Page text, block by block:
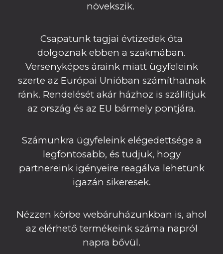
növekszik.
Csapatunk tagjai évtizedek óta
dolgoznak ebben a szakmában.
Versenyképes áraink miatt ügyfeleink
szerte az Európai Unióban számíthatnak
ránk. Rendelését akár házhoz is szállítjuk
az ország és az EU bármely pontjára.
Számunkra ügyfeleink elégedettsége a
legfontosabb, és tudjuk, hogy
partnereink igényeire reagálva lehetünk
igazán sikeresek.
Nézzen körbe webáruházunkban is, ahol
az elérhető termékeink száma napról
napra bővül.